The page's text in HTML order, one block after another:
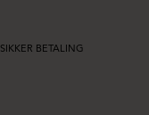
SIKKER BETALING